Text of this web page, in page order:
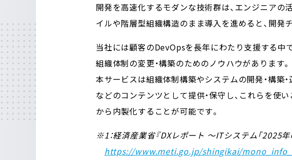
開発を高速化するモダンな技術群は、エンジニア
イルや階層型組織構造のまま導入を進めると、開発
当社には顧客のDevOpsを長年にわたり支援する中
組織体制の変更・構築のためのノウハウがあります。
本サービスは組織体制構築やシステムの開発・構築
などのコンテンツとして提供・保守し、これらを使
から内製化することが可能です。
※1：経済産業省『DXレポート ～ITシステム「2025
https://www.meti.go.jp/shingikai/